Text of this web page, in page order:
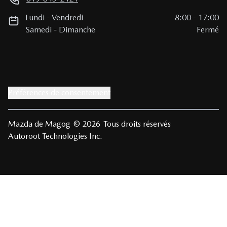
Lundi -Vendredi 8:00 - 17:00
Samedi - Dimanche Fermé
Mazda de Magog © 2026 Tous droits réservés
Autoroot Technologies Inc.